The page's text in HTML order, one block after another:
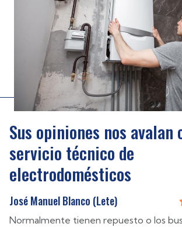
Sus opiniones nos avalan
servicio técnico de
electrodomésticos
o los buscan y así
José Manuel
Excelente